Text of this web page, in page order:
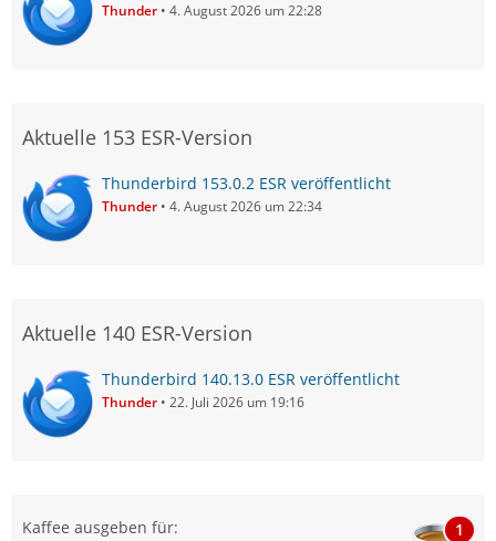
Thunder 4. August 2026 um 22:28
Aktuelle 153 ESR-Version
Thunderbird 153.0.2 ESR veröffentlicht
Thunder 4. August 2026 um 22:34
Aktuelle 140 ESR-Version
Thunderbird 140.13.0 ESR veröffentlicht
Thunder 22. Juli 2026 um 19:16
Kaffee ausgeben für: 1